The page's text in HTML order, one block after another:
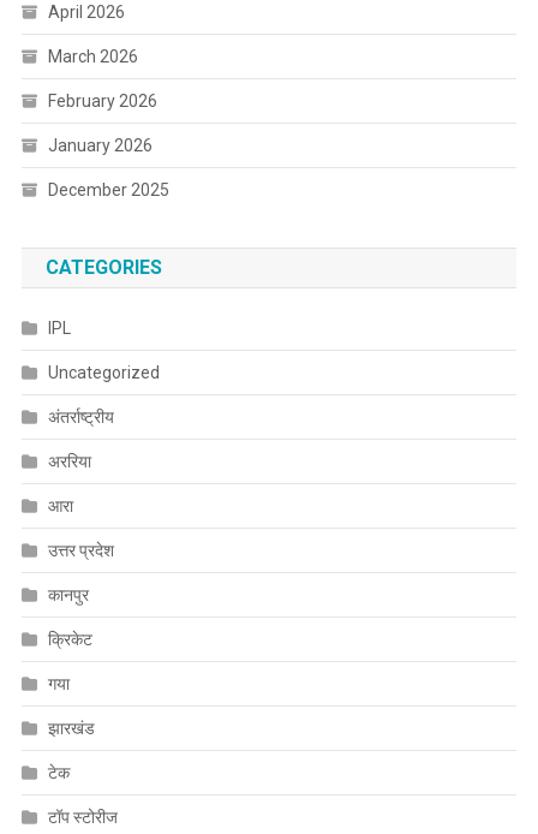
April 2026
March 2026
February 2026
January 2026
December 2025
CATEGORIES
IPL
Uncategorized
अंतर्राष्ट्रीय
अररिया
आरा
उत्तर प्रदेश
कानपुर
क्रिकेट
गया
झारखंड
टेक
टॉप स्टोरीज